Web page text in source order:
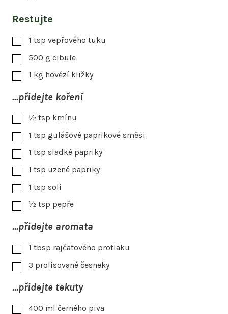
Restujte
1 tsp vepřového tuku
500 g cibule
1 kg hovězí kližky
...přidejte koření
½ tsp kmínu
1 tsp gulášové paprikové směsi
1 tsp sladké papriky
1 tsp uzené papriky
1 tsp soli
½ tsp pepře
...přidejte aromata
1 tbsp rajčatového protlaku
3 prolisované česneky
...přidejte tekuty
400 ml černého piva